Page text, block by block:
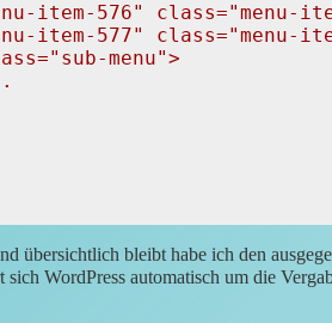
item-576" class="menu-
item-577" class="menu-
menu">
übersichtlich bleibt habe ich den
WordPress automatisch um die